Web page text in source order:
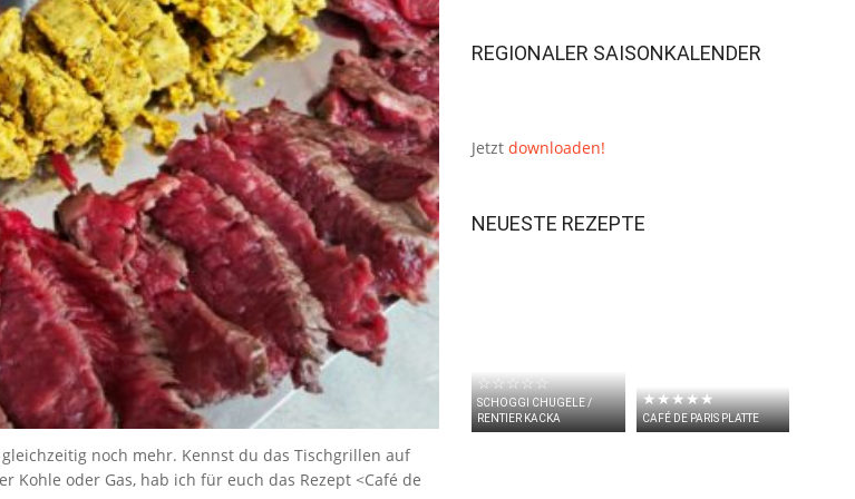
noch mehr. Kennst du das Tischgrillen auf
Kohle oder Gas, hab ich für euch das Rezept <Café de
REGIONALER SAISONKALENDER
Jetzt downloaden!
NEUESTE REZEPTE
☆☆☆☆☆
SCHOGGI CHUGELE /
RENTIER KACKA
★★★★★
CAFÉ DE PARIS PLATTE